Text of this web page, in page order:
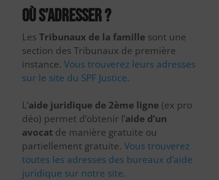
Où s’adresser ?
Les Tribunaux de la famille sont une
section des Tribunaux de première
instance. Vous trouverez leurs adresses
sur le site du SPF Justice.
L’aide juridique de 2ème ligne (ex pro
déo) permet d’obtenir l’aide d’un
avocatde manière gratuite ou
partiellement gratuite. Vous trouverez
toutes les adresses des bureaux d’aide
juridique sur notre site.